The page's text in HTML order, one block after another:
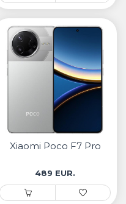
Xiaomi Poco F7 Pro
489 EUR.